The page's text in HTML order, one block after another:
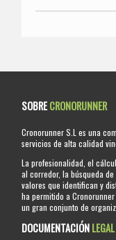
SOBRECRONORUNNER
Cronorunner S.L es una
servicios de alta calidad
La profesionalidad, el
al corredor, la búsqueda
valores que identifican y
ha permitido a
un gran conjunto de
DOCUMENTACIÓNLEGAL